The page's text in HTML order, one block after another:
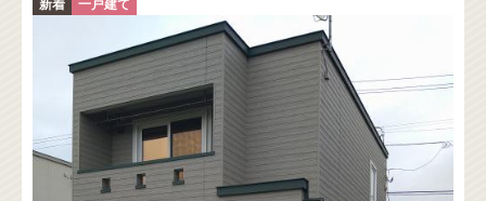
新着 一戸建て